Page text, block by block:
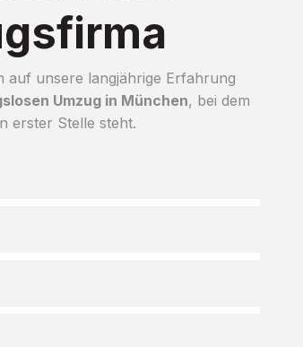
auf unsere langjährige Erfahrung
Umzug in München, bei dem
erster Stelle steht.